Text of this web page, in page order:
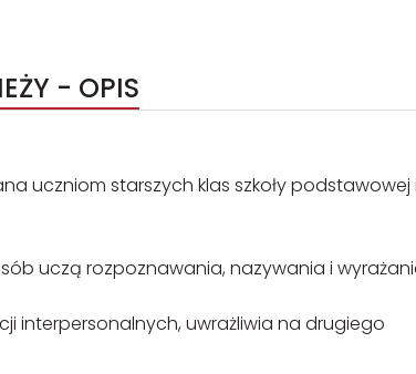
- OPIS
uczniom starszych klas szkoły podstawowej
uczą rozpoznawania, nazywania i
interpersonalnych, uwrażliwia na drugiego